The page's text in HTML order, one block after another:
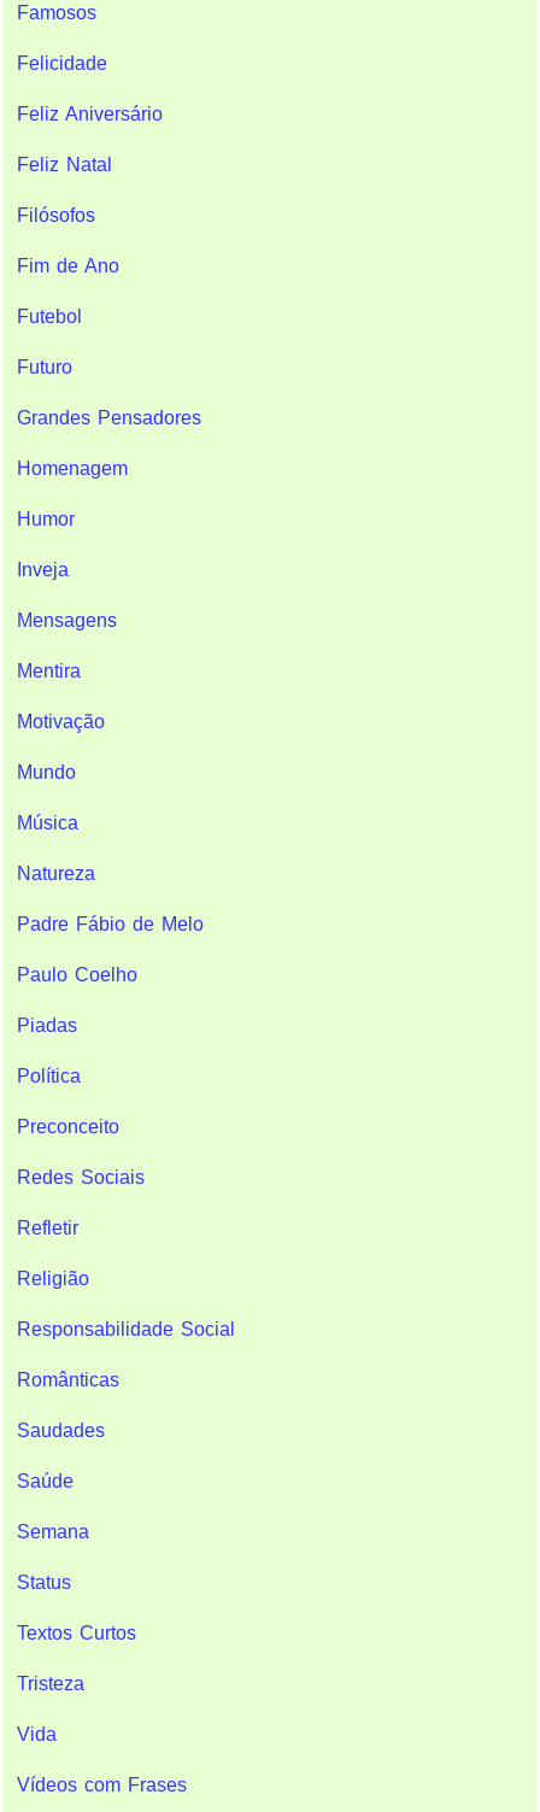
Famosos
Felicidade
Feliz Aniversário
Feliz Natal
Filósofos
Fim de Ano
Futebol
Futuro
Grandes Pensadores
Homenagem
Humor
Inveja
Mensagens
Mentira
Motivação
Mundo
Música
Natureza
Padre Fábio de Melo
Paulo Coelho
Piadas
Política
Preconceito
Redes Sociais
Refletir
Religião
Responsabilidade Social
Românticas
Saudades
Saúde
Semana
Status
Textos Curtos
Tristeza
Vida
Vídeos com Frases